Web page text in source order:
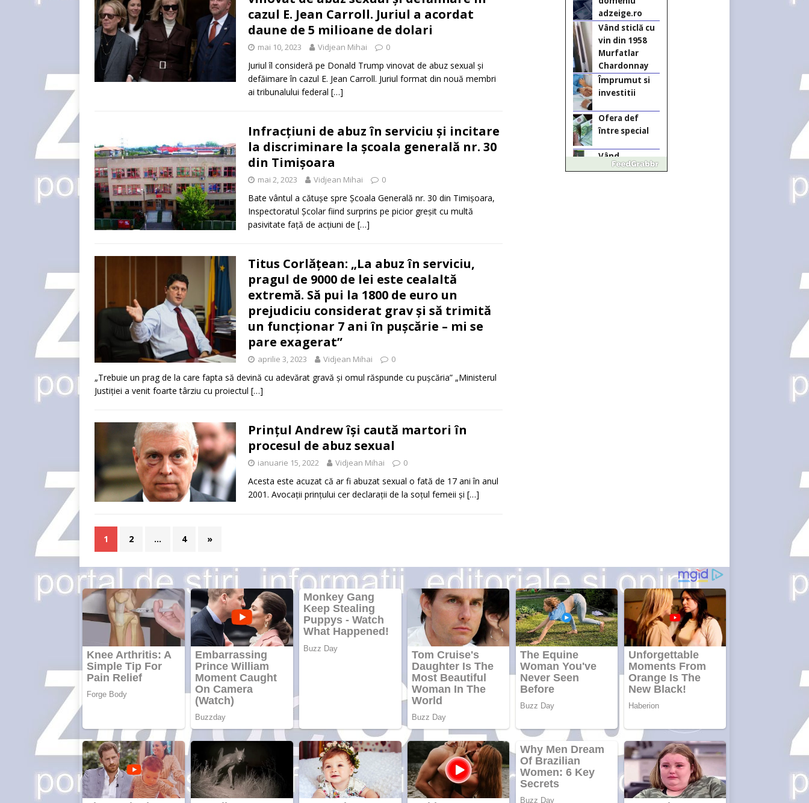
cazul E. Jean Carroll. Juriul a acordat
daune de 5 milioane de dolari
mai 10, 2023 Vidjean Mihai 0
Juriul îl consideră pe Donald Trump vinovat de abuz sexual și
defăimare în cazul E. Jean Carroll. Juriul format din nouă membri
ai tribunalului federal […]
Infracțiuni de abuz în serviciu și incitare
la discriminare la școala generală nr. 30
din Timișoara
mai 2, 2023 Vidjean Mihai 0
Bate vântul a cătușe spre Școala Generală nr. 30 din Timișoara,
Inspectoratul Școlar fiind surprins pe picior greșit cu multă
pasivitate față de acțiuni de […]
Titus Corlățean: „La abuz în serviciu,
pragul de 9000 de lei este cealaltă
extremă. Să pui la 1800 de euro un
prejudiciu considerat grav și să trimită
un funcționar 7 ani în pușcărie – mi se
pare exagerat”
aprilie 3, 2023 Vidjean Mihai 0
„Trebuie un prag de la care fapta să devină cu adevărat gravă și omul răspunde cu pușcăria” „Ministerul
Justiției a venit foarte târziu cu proiectul […]
Prințul Andrew își caută martori în
procesul de abuz sexual
ianuarie 15, 2022 Vidjean Mihai 0
Acesta este acuzat că ar fi abuzat sexual o fată de 17 ani în anul
2001. Avocații prințului cer declarații de la soțul femeii și […]
1 2 … 4 »
adzeige.ro
Vând sticlă cu
vin din 1958
Murfatlar
Chardonnay
Împrumut si
investitii
Ofera def
între special
Vând
domeniu+website
Creez aplicatie
ANDROID
pentru siteul
tau
Anuntul tau apare in
mai multe ziare
online
Apartamente
2 camere
Aplică acum
tipurile de
împrumuturi
și obține bani